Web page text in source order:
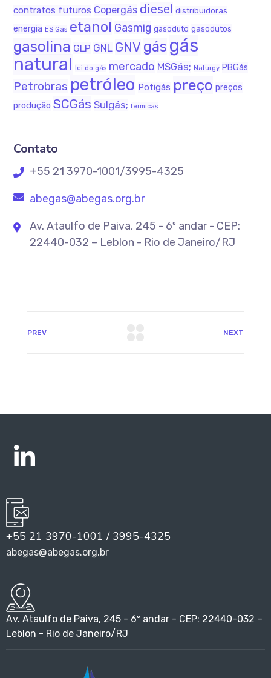
contratos futuros Copergás diesel distribuidoras
energia ES Gás etanol Gasmig gasoduto gasodutos
gasolina GLP GNL GNV gás gás
natural lei do gás mercado MSGás; Naturgy PBGás
Petrobras petróleo Potigás preço preços
produção SCGás Sulgás; térmicas
Contato
+55 21 3970-1001/3995-4325
abegas@abegas.org.br
Av. Ataulfo de Paiva, 245 - 6º andar - CEP:
22440-032 – Leblon - Rio de Janeiro/RJ
PREV NEXT
+55 21 3970-1001 / 3995-4325
abegas@abegas.org.br
Av. Ataulfo de Paiva, 245 - 6º andar - CEP: 22440-032 –
Leblon - Rio de Janeiro/RJ